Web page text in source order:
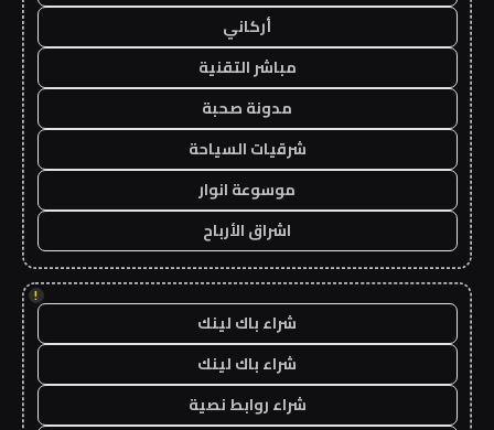
أركاني
مباشر التقنية
مدونة صحبة
شرقيات السياحة
موسوعة انوار
اشراق الأرباح
!
شراء باك لينك
شراء باك لينك
شراء روابط نصية